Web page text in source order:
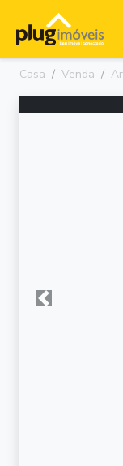
Casa Venda
Anterior